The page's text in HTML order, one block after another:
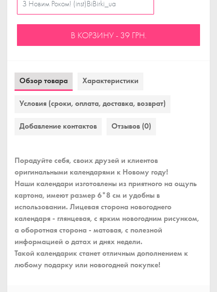
В КОРЗИНУ - 39 ГРН.
Обзор товара Характеристики
Условия (сроки, оплата, доставка, возврат)
Добавление контактов Отзывов (0)
Порадуйте себя, своих друзей и клиентов
оригинальными календарями к Новому году!
Наши календари изготовлены из приятного на ощупь
картона, имеют размер 6*8 см и удобны в
использовании. Лицевая сторона новогоднего
календаря - глянцевая, с ярким новогодним рисунком,
а оборотная сторона - матовая, с полезной
информацией о датах и днях недели.
Такой календарик станет отличным дополнением к
любому подарку или новогодней покупке!